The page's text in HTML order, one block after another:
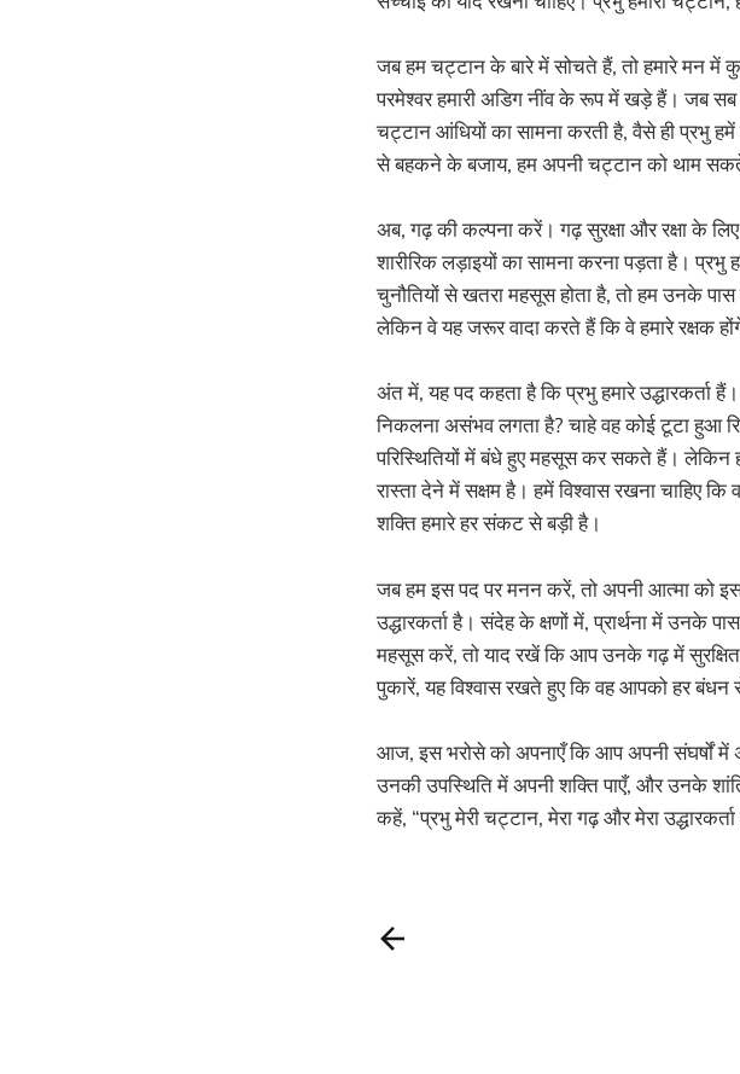
जब हम चट्टान के बारे में सोचते हैं, तो हमारे मन
परमेश्वर हमारी अडिग नींव के रूप में खड़े हैं। जब
चट्टान आंधियों का सामना करती है, वैसे ही प्रभु
से बहकने के बजाय, हम अपनी चट्टान को थाम
अब, गढ़ की कल्पना करें। गढ़ सुरक्षा और रक्षा के
शारीरिक लड़ाइयों का सामना करना पड़ता है।
चुनौतियों से खतरा महसूस होता है, तो हम उनके
लेकिन वे यह जरूर वादा करते हैं कि वे हमारे रक्षक
अंत में, यह पद कहता है कि प्रभु हमारे उद्धारकर्ता
निकलना असंभव लगता है? चाहे वह कोई टूटा हुआ
परिस्थितियों में बंधे हुए महसूस कर सकते हैं। लेकिन
रास्ता देने में सक्षम है। हमें विश्वास रखना चाहिए
शक्ति हमारे हर संकट से बड़ी है।
जब हम इस पद पर मनन करें, तो अपनी आत्मा को इस
उद्धारकर्ता है। संदेह के क्षणों में, प्रार्थना में उनके
महसूस करें, तो याद रखें कि आप उनके गढ़ में सुरक्षित
पुकारें, यह विश्वास रखते हुए कि वह आपको हर
आज, इस भरोसे को अपनाएँ कि आप अपनी संघर्षों
उनकी उपस्थिति में अपनी शक्ति पाएँ, और उनके
कहें, “प्रभु मेरी चट्टान, मेरा गढ़ और मेरा